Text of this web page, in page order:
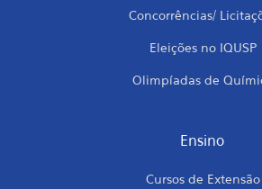
Concorrências/
Eleições no IQUSP
Olimpíadas de
Ensino
Cursos de Extensão